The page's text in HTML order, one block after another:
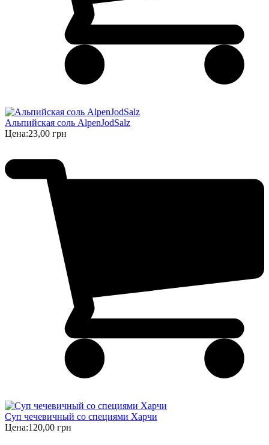
Альпийская соль AlpenJodSalz
Цена:23,00 грн
Суп чечевичный со специями Харчи
Цена:120,00 грн